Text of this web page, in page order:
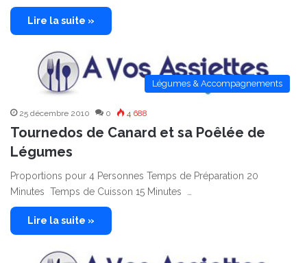
Lire la suite »
Légumes & Accompagnements
25 décembre 2010 0 4 688
Tournedos de Canard et sa Poêlée de
Légumes
Proportions pour 4 Personnes Temps de Préparation 20
Minutes Temps de Cuisson 15 Minutes …
Lire la suite »